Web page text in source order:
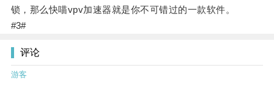
锁，那么快喵vpv加速器就是你不可错过的一款软件。
#3#
评论
游客